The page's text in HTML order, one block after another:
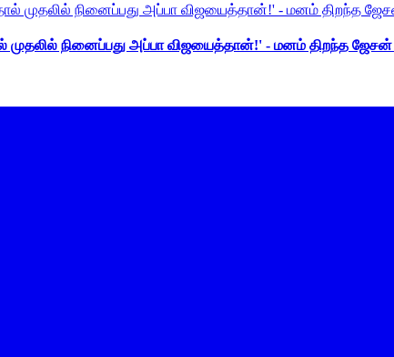
முதலில் நினைப்பது அப்பா விஜயைத்தான்!' - மனம் திறந்த